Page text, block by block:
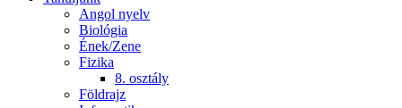
Angol nyelv
Biológia
Ének/Zene
Fizika
8. osztály
Földrajz